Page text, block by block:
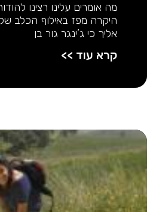
מה אומרים עלינו רצינו
היקרה מפז באילוף הכלב שלנו
אליך כי ג’ינגר גור בן
קרא עוד >>